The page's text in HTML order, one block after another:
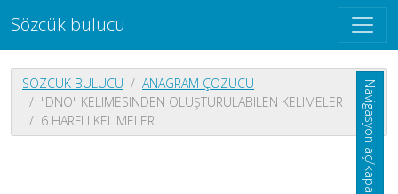
Sözcük bulucu
Navigasyon aç/kapa
SÖZCÜK BULUCU
ANAGRAM ÇÖZÜCÜ
"DNO" KELIMESINDEN OLUŞTURULABILEN KELIMELER
6 HARFLI KELIMELER